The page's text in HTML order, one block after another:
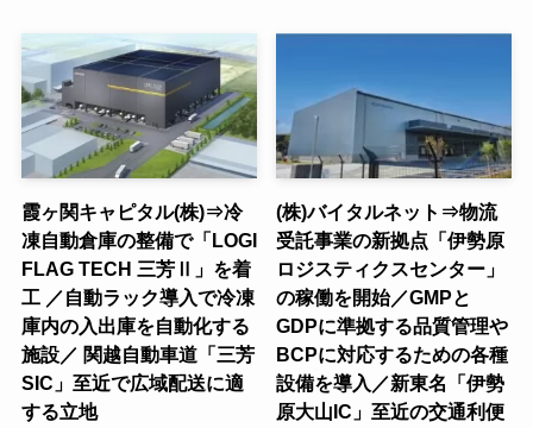
霞ヶ関キャピタル(株)⇒冷
凍自動倉庫の整備で「LOGI
FLAG TECH 三芳Ⅱ」を着
工 ／自動ラック導入で冷凍
庫内の入出庫を自動化する
施設／ 関越自動車道「三芳
SIC」至近で広域配送に適
する立地
(株)バイタルネット⇒物流
受託事業の新拠点「伊勢原
ロジスティクスセンター」
の稼働を開始／GMPと
GDPに準拠する品質管理や
BCPに対応するための各種
設備を導入／新東名「伊勢
原大山IC」至近の交通利便